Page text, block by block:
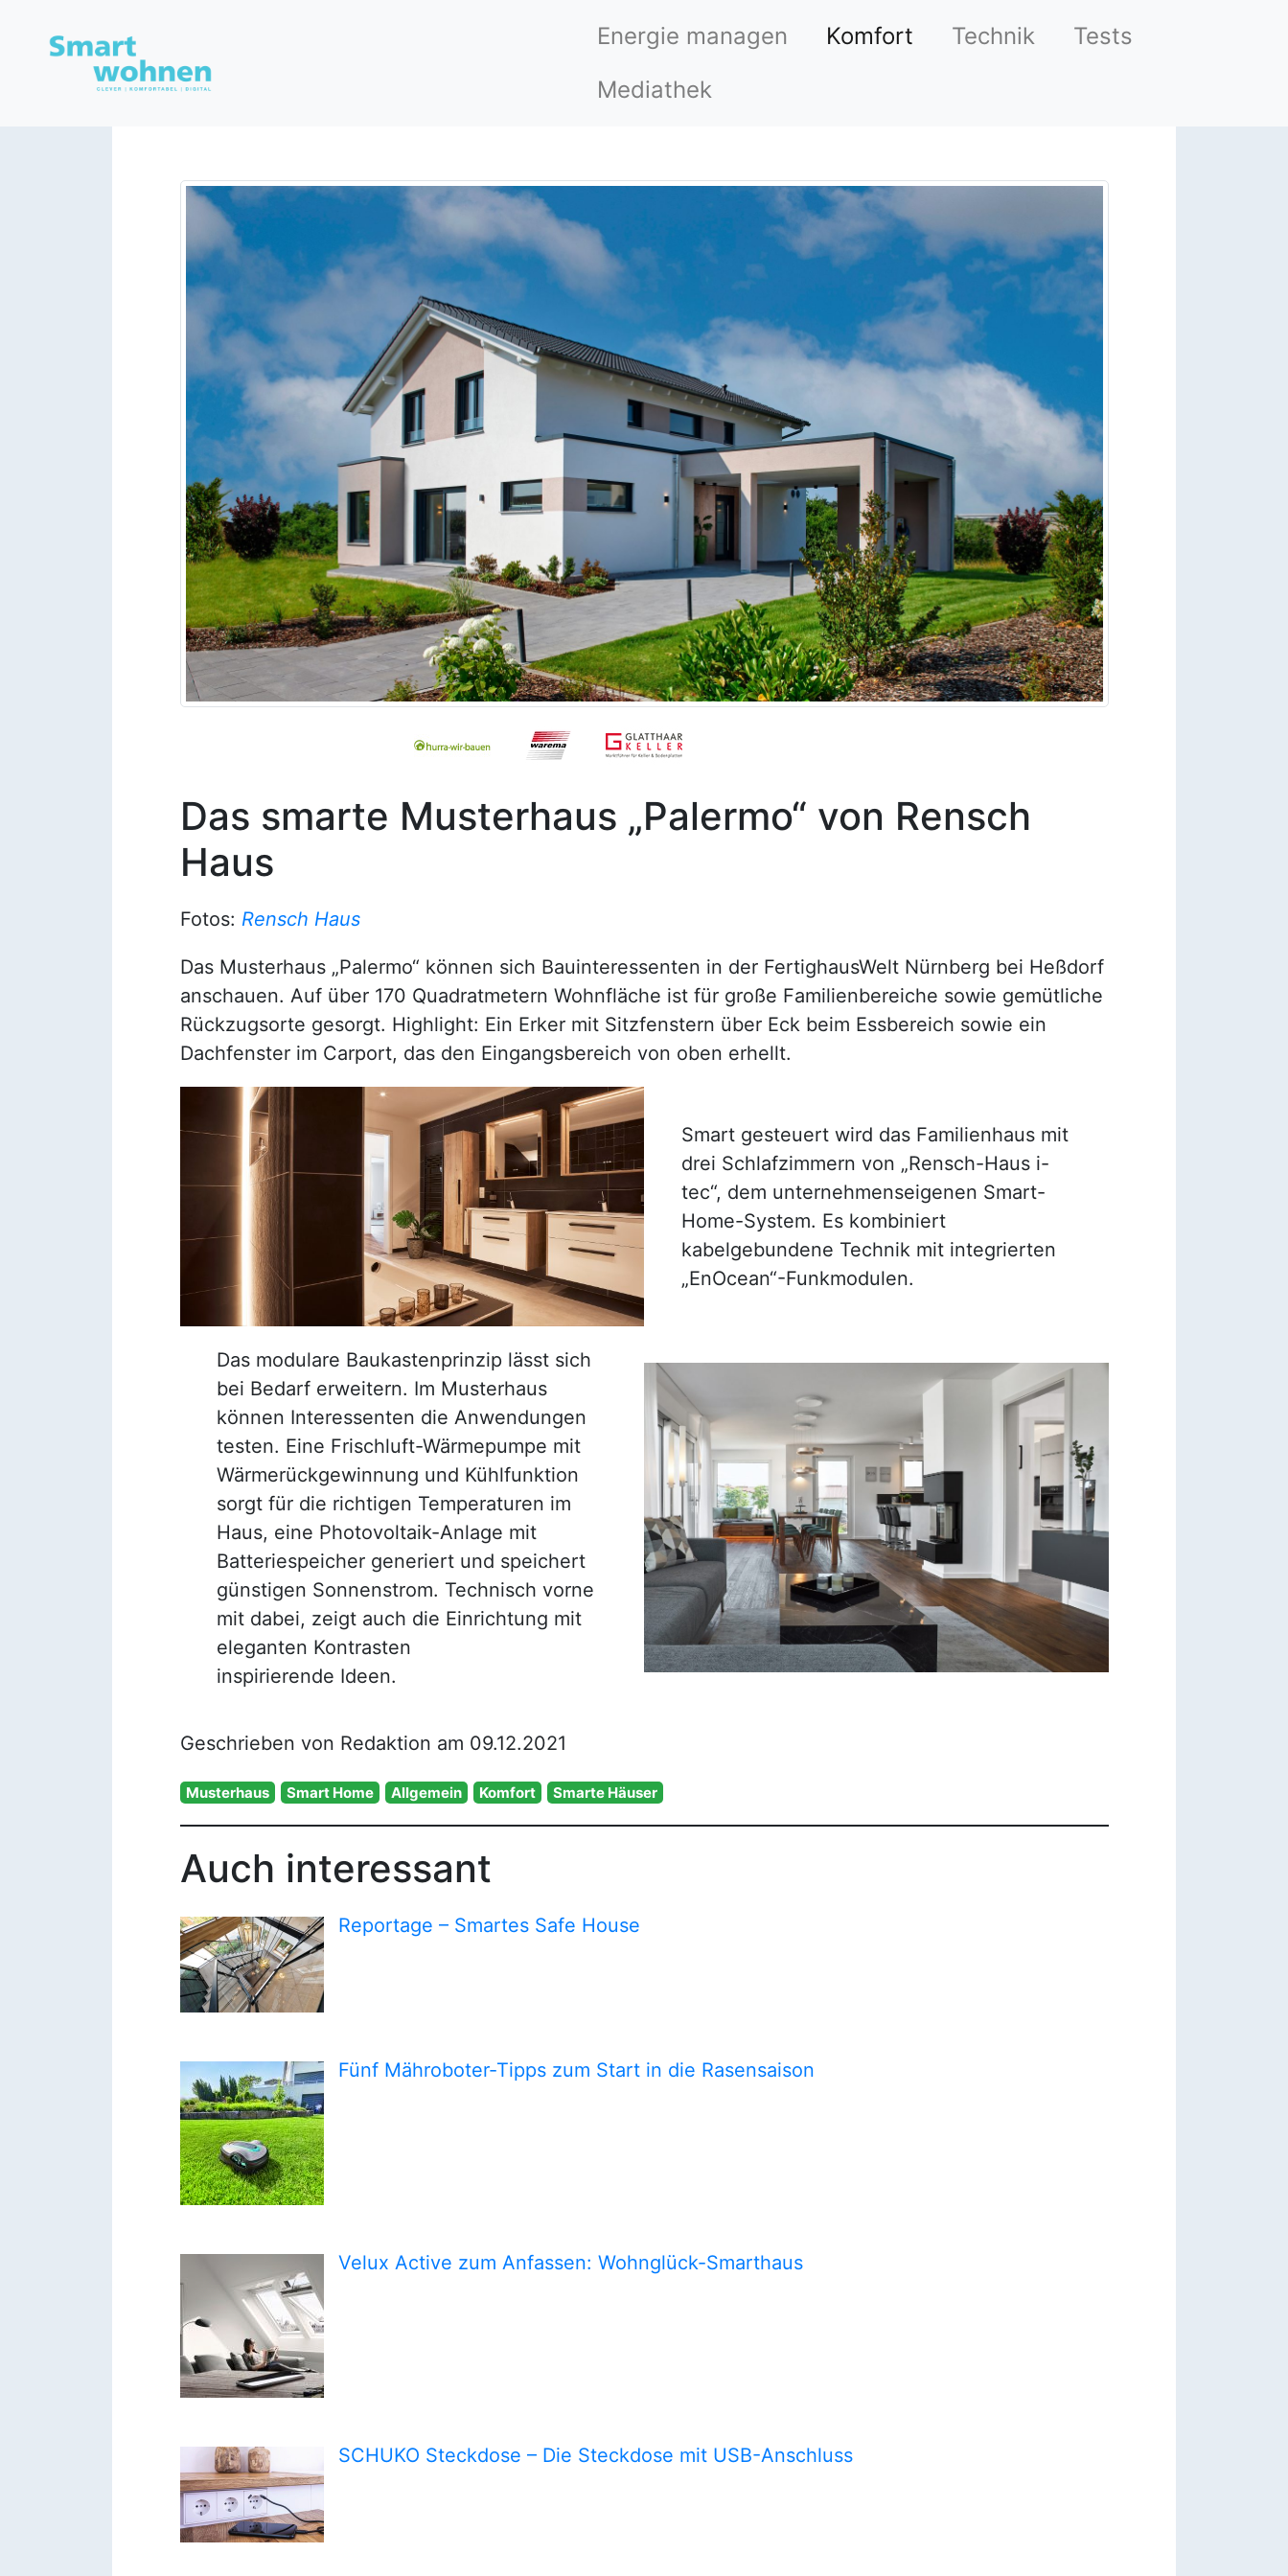
Energie managen Komfort Technik
Tests
Mediathek
Das smarte Musterhaus „Palermo“ von Rensch
Haus
Fotos: Rensch Haus
Das Musterhaus „Palermo“ können sich Bauinteressenten in der FertighausWelt Nürnberg bei Heßdorf
anschauen. Auf über 170 Quadratmetern Wohnfläche ist für große Familienbereiche sowie gemütliche
Rückzugsorte gesorgt. Highlight: Ein Erker mit Sitzfenstern über Eck beim Essbereich sowie ein
Dachfenster im Carport, das den Eingangsbereich von oben erhellt.
Smart gesteuert wird das Familienhaus mit
drei Schlafzimmern von „Rensch-Haus i-
tec“, dem unternehmenseigenen Smart-
Home-System. Es kombiniert
kabelgebundene Technik mit integrierten
„EnOcean“-Funkmodulen.
Das modulare Baukastenprinzip lässt sich
bei Bedarf erweitern. Im Musterhaus
können Interessenten die Anwendungen
testen. Eine Frischluft-Wärmepumpe mit
Wärmerückgewinnung und Kühlfunktion
sorgt für die richtigen Temperaturen im
Haus, eine Photovoltaik-Anlage mit
Batteriespeicher generiert und speichert
günstigen Sonnenstrom. Technisch vorne
mit dabei, zeigt auch die Einrichtung mit
eleganten Kontrasten
inspirierende Ideen.
Geschrieben von Redaktion am 09.12.2021
Musterhaus Smart Home Allgemein Komfort Smarte Häuser
Auch interessant
Reportage – Smartes Safe House
Fünf Mähroboter-Tipps zum Start in die Rasensaison
Velux Active zum Anfassen: Wohnglück-Smarthaus
SCHUKO Steckdose – Die Steckdose mit USB-Anschluss